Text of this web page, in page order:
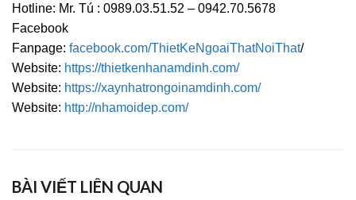
Hotline: Mr. Tú : 0989.03.51.52 – 0942.70.5678
Facebook
Fanpage: facebook.com/ThietKeNgoaiThatNoiThat/
Website: https://thietkenhanamdinh.com/
Website: https://xaynhatrongoinamdinh.com/
Website: http://nhamoidep.com/
BÀI VIẾT LIÊN QUAN